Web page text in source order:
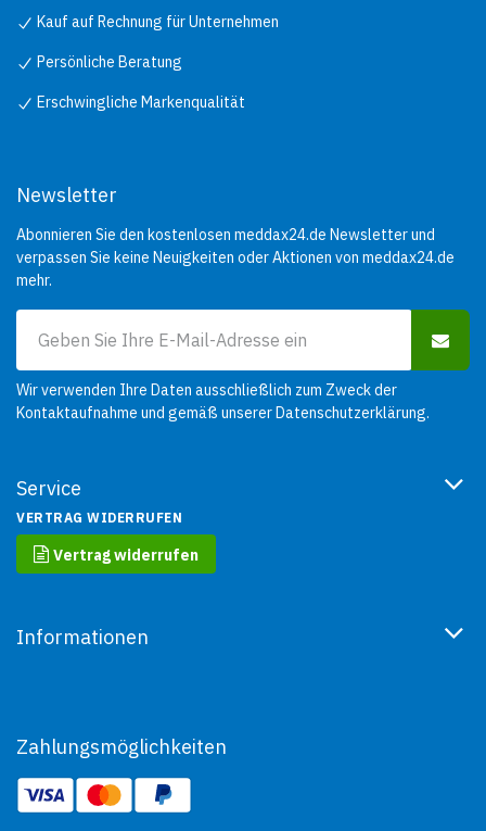
Kauf auf Rechnung für Unternehmen
Persönliche Beratung
Erschwingliche Markenqualität
Service
VERTRAG WIDERRUFEN
Vertrag widerrufen
Informationen
Newsletter
Abonnieren Sie den kostenlosen meddax24.de Newsletter und
verpassen Sie keine Neuigkeiten oder Aktionen von meddax24.de
mehr.
Wir verwenden Ihre Daten ausschließlich zum Zweck der
Kontaktaufnahme und gemäß unsererDatenschutzerklärung.
Zahlungsmöglichkeiten